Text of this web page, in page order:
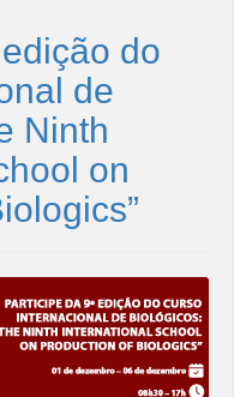
do
de
Ninth
on